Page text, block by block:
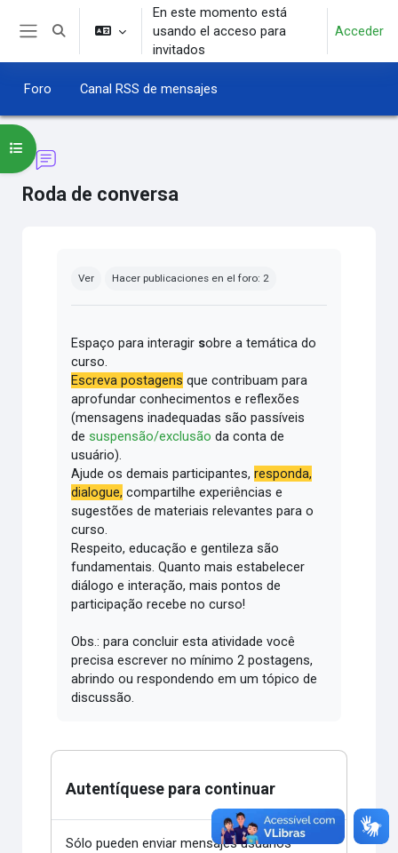
Salta al contenido principal
Selector de búsqueda de entrada
En este momento está
usando el acceso para
invitados
Acceder
Foro Canal RSS de mensajes
Roda de conversa
Abrir índice del curso
Ver Hacer publicaciones en el foro: 2
Espaço para interagir sobre a temática do
curso.
Escreva postagens que contribuam para
aprofundar conhecimentos e reflexões
(mensagens inadequadas são passíveis
desuspensão/exclusão da conta de
usuário).
Ajude os demais participantes,responda,
dialogue, compartilhe experiências e
sugestões de materiais relevantes para o
curso.
Respeito, educação e gentileza são
fundamentais.Quanto mais estabelecer
diálogo e interação, mais pontos de
participação recebe no curso!
Obs.: para concluir esta atividade você
precisa escrever no mínimo 2 postagens,
abrindo ou respondendo em um tópico de
discussão.
Autentíquese para continuar
Sólo pueden enviar mensajes usuarios